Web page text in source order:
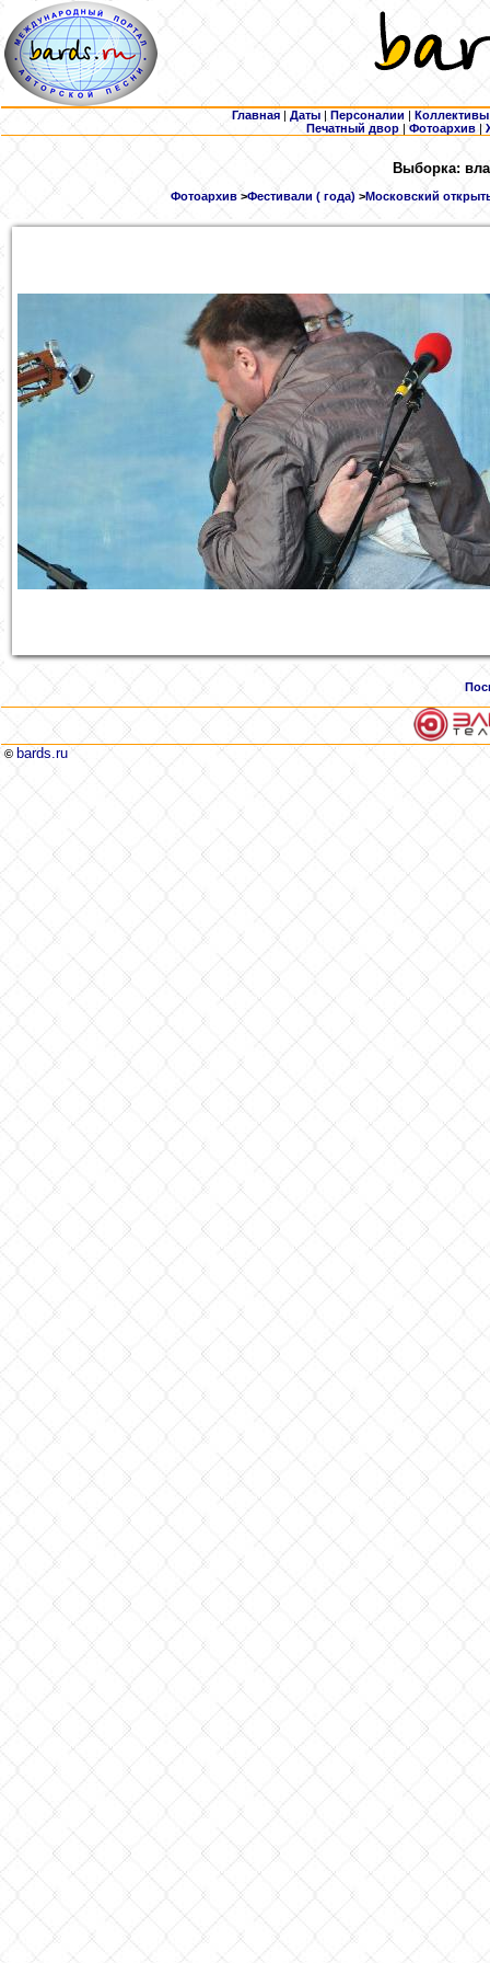
Главная | Даты | Персоналии | Коллективы
Печатный двор |Фотоархив |
Выборка:
Фотоархив>Фестивали ( года) >Московский
© bards.ru